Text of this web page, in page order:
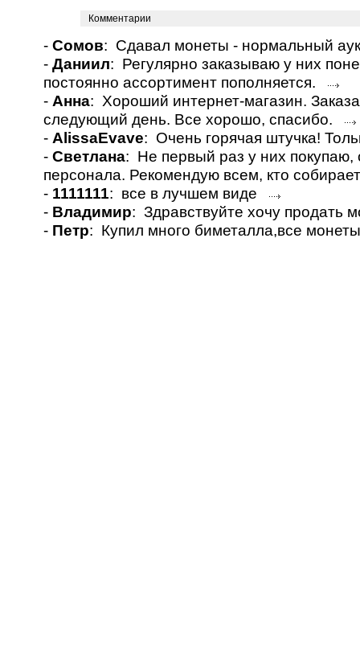
Комментарии
- Сомов: Сдавал монеты - нормальный
- Даниил: Регулярно заказываю у них
постоянно ассортимент пополняется.
- Анна: Хороший интернет-магазин.
следующий день. Все хорошо, спасибо.
- AlissaEvave: Очень горячая штучка!
- Светлана: Не первый раз у них
персонала. Рекомендую всем, кто
- 1111111: все в лучшем виде
- Владимир: Здравствуйте хочу продать
- Петр: Купил много биметалла,все